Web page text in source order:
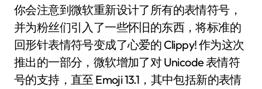
你会注意到微软重新设计了所有的表情符号，
并为粉丝们引入了一些怀旧的东西，将标准的
回形针表情符号变成了心爱的 Clippy! 作为这次
推出的一部分，微软增加了对 Unicode 表情符
号的支持，直至 Emoji 13.1，其中包括新的表情